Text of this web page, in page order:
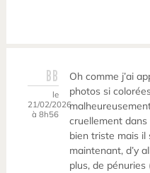
BB
le
21/02/2026
à 8h56
Oh comme j’ai
photos si
cruellement dans
bien triste mais il
maintenant, d’y
plus, de pénuries